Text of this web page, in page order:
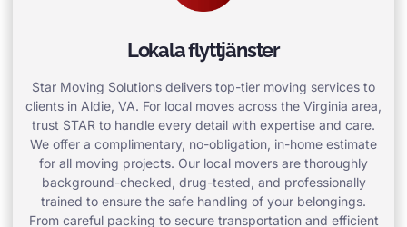
Lokala flyttjänster
Star Moving Solutions delivers top-tier moving services to
clients in Aldie, VA. For local moves across the Virginia area,
trust STAR to handle every detail with expertise and care.
We offer a complimentary, no-obligation, in-home estimate
for all moving projects. Our local movers are thoroughly
background-checked, drug-tested, and professionally
trained to ensure the safe handling of your belongings.
From careful packing to secure transportation and efficient